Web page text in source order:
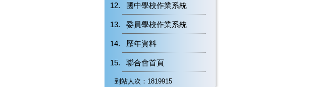
國中學校作業系統
委員學校作業系統
歷年資料
聯合會首頁
到站人次：1819915